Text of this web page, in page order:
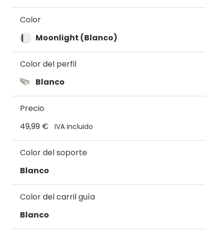
Color
Moonlight (Blanco)
Color del perfil
Blanco
Precio
49,99 € IVA incluido
Color del soporte
Blanco
Color del carril guía
Blanco